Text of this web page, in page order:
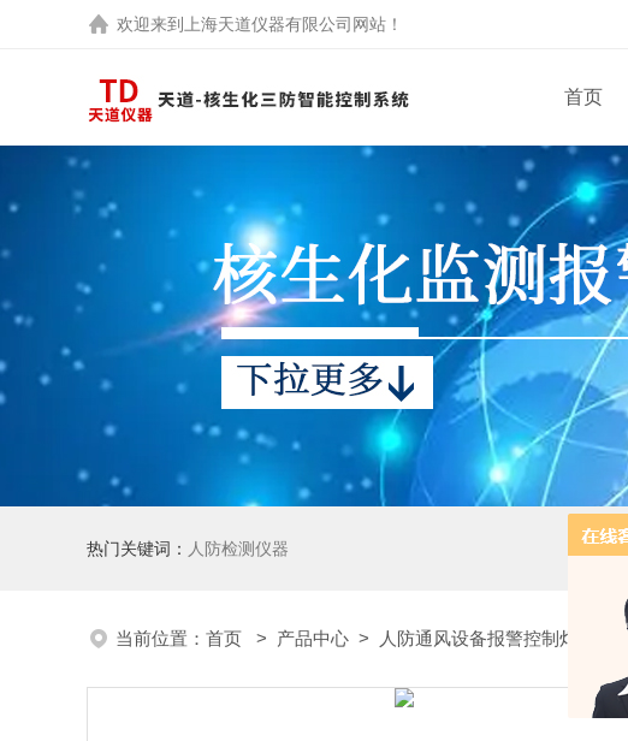
欢迎来到 上海天道仪器有限公司 网站！
首页
热门关键词： 人防检测仪器
当前位置： 首页 > 产品中心 > 人防通风设备报警控制灯箱